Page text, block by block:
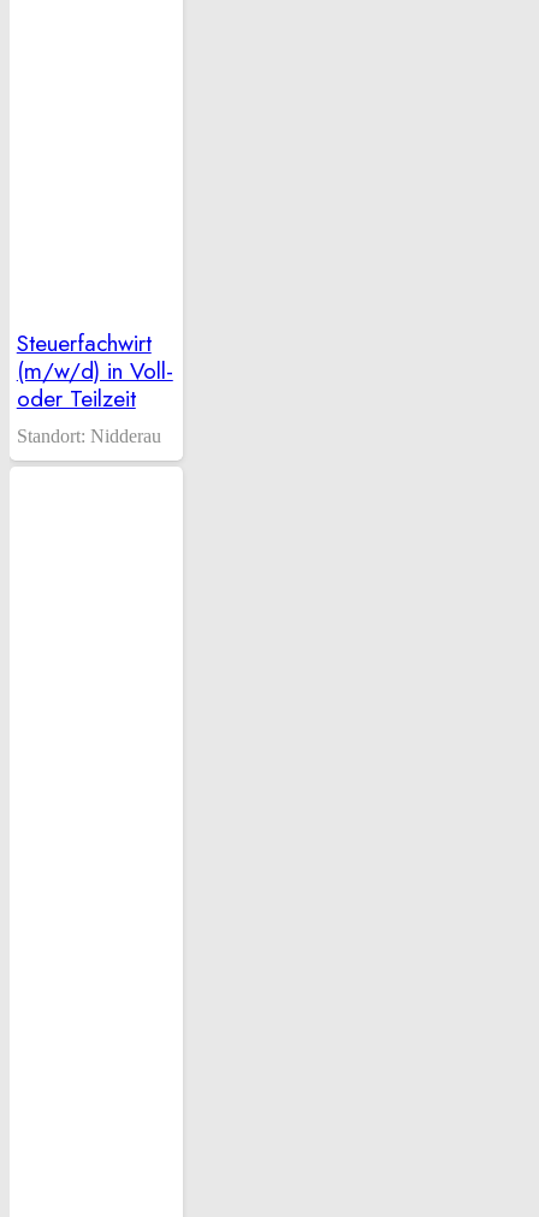
Steuerfachwirt
(m/w/d) in Voll-
oder Teilzeit
Standort: Nidderau